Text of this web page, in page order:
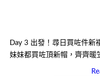
Day 3 出發！尋日買咗件新
妹妹都買咗頂新帽，齊齊暖